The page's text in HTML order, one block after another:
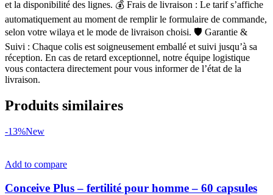
et la disponibilité des lignes. 💰 Frais de livraison : Le tarif s’affiche
automatiquement au moment de remplir le formulaire de commande,
selon votre wilaya et le mode de livraison choisi. 🛡 Garantie &
Suivi : Chaque colis est soigneusement emballé et suivi jusqu’à sa
réception. En cas de retard exceptionnel, notre équipe logistique
vous contactera directement pour vous informer de l’état de la
livraison.
Produits similaires
-13%New
Add to compare
Conceive Plus – fertilité pour homme – 60 capsules